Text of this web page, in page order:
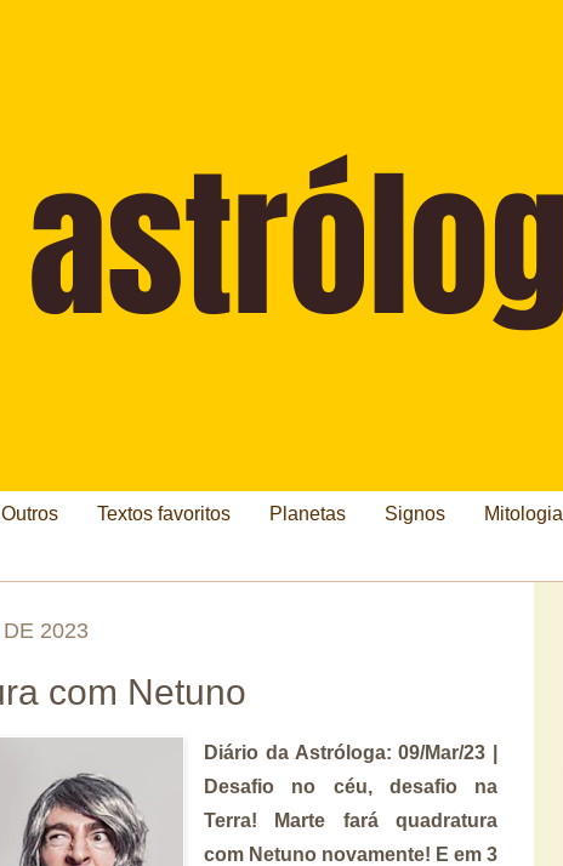
Outros Textos favoritos Planetas Signos Mitologia
2023
com Netuno
Diário da Astróloga: 09/Mar/23 |
Desafio no céu, desafio na
Terra! Marte fará quadratura
com Netuno novamente! E em 3